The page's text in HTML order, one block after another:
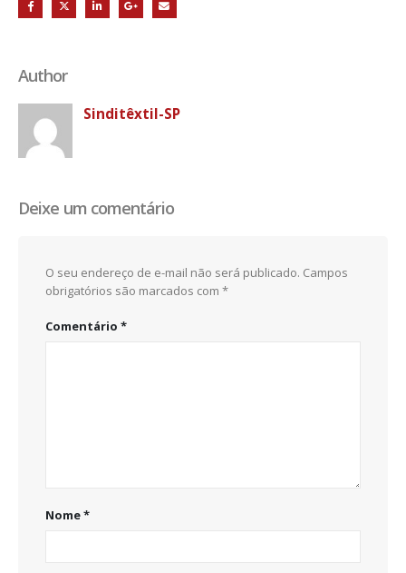
Author
Sinditêxtil-SP
Deixe um comentário
O seu endereço de e-mail não será publicado. Campos
obrigatórios são marcados com *
Comentário *
Nome*